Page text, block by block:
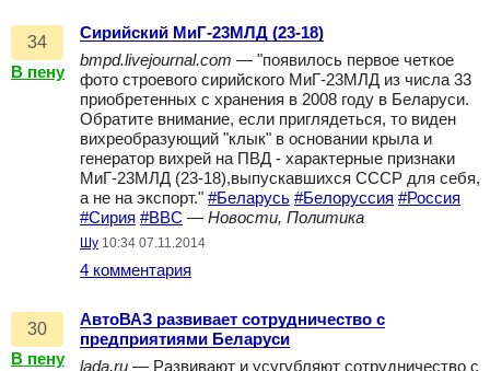
34
В пену
Сирийский МиГ-23МЛД (23-18)
bmpd.livejournal.com — "появилось первое четкое
фото строевого сирийского МиГ-23МЛД из числа 33
приобретенных с хранения в 2008 году в Беларуси.
Обратите внимание, если приглядеться, то виден
вихреобразующий "клык" в основании крыла и
генератор вихрей на ПВД - характерные признаки
МиГ-23МЛД (23-18),выпускавшихся СССР для себя,
а не на экспорт." #Беларусь #Белоруссия #Россия
#Сирия #ВВС — Новости, Политика
Шу 10:34 07.11.2014
4 комментария
30
В пену
АвтоВАЗ развивает сотрудничество с
предприятиями Беларуси
lada.ru — Развивают и усугубляют сотрудничество с